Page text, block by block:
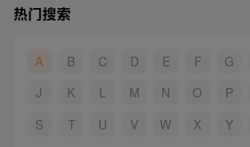
热门搜索
A B C D E F G
J
K L M N O P
S
T U V W X Y